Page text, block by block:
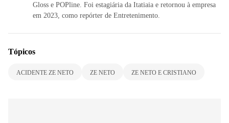
Gloss e POPline. Foi estagiária da Itatiaia e retornou à empresa
em 2023, como repórter de Entretenimento.
Tópicos
ACIDENTE ZE NETO ZE NETO ZE NETO E CRISTIANO